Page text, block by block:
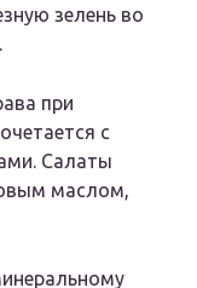
зелень во
при
с
Салаты
маслом,